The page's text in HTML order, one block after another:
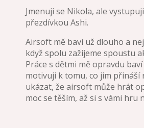
Jmenuji se Nikola, ale
přezdívkou Ashi.
Airsoft mě baví už dlouho a
když spolu zažijeme spoustu
Práce s dětmi mě opravdu
motivuji k tomu, co jim přináší
ukázat, že airsoft může hrát
moc se těším, až si s vámi hru